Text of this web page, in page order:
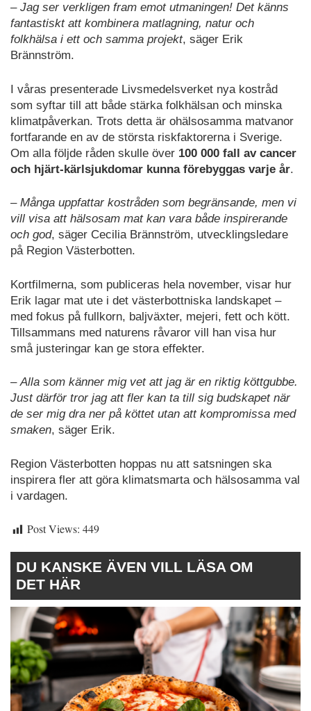
– Jag ser verkligen fram emot utmaningen! Det känns
fantastiskt att kombinera matlagning, natur och
folkhälsa i ett och samma projekt, säger Erik
Brännström.
I våras presenterade Livsmedelsverket nya kostråd
som syftar till att både stärka folkhälsan och minska
klimatpåverkan. Trots detta är ohälsosamma matvanor
fortfarande en av de största riskfaktorerna i Sverige.
Om alla följde råden skulle över 100 000 fall av cancer
och hjärt-kärlsjukdomar kunna förebyggas varje år.
– Många uppfattar kostråden som begränsande, men vi
vill visa att hälsosam mat kan vara både inspirerande
och god, säger Cecilia Brännström, utvecklingsledare
på Region Västerbotten.
Kortfilmerna, som publiceras hela november, visar hur
Erik lagar mat ute i det västerbottniska landskapet –
med fokus på fullkorn, baljväxter, mejeri, fett och kött.
Tillsammans med naturens råvaror vill han visa hur
små justeringar kan ge stora effekter.
–Alla som känner mig vet att jag är en riktig köttgubbe.
Just därför tror jag att fler kan ta till sig budskapet när
de ser mig dra ner på köttet utan att kompromissa med
smaken, säger Erik.
Region Västerbotten hoppas nu att satsningen ska
inspirera fler att göra klimatsmarta och hälsosamma val
i vardagen.
Post Views: 449
DU KANSKE ÄVEN VILL LÄSA OM
DET HÄR